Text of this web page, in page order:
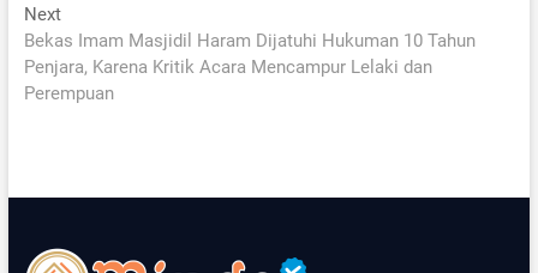
NextNext
post:
Bekas Imam Masjidil Haram Dijatuhi Hukuman 10 Tahun
Penjara, Karena Kritik Acara Mencampur Lelaki dan
Perempuan